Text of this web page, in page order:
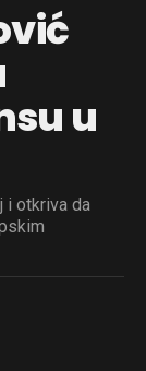
u
i otkriva da